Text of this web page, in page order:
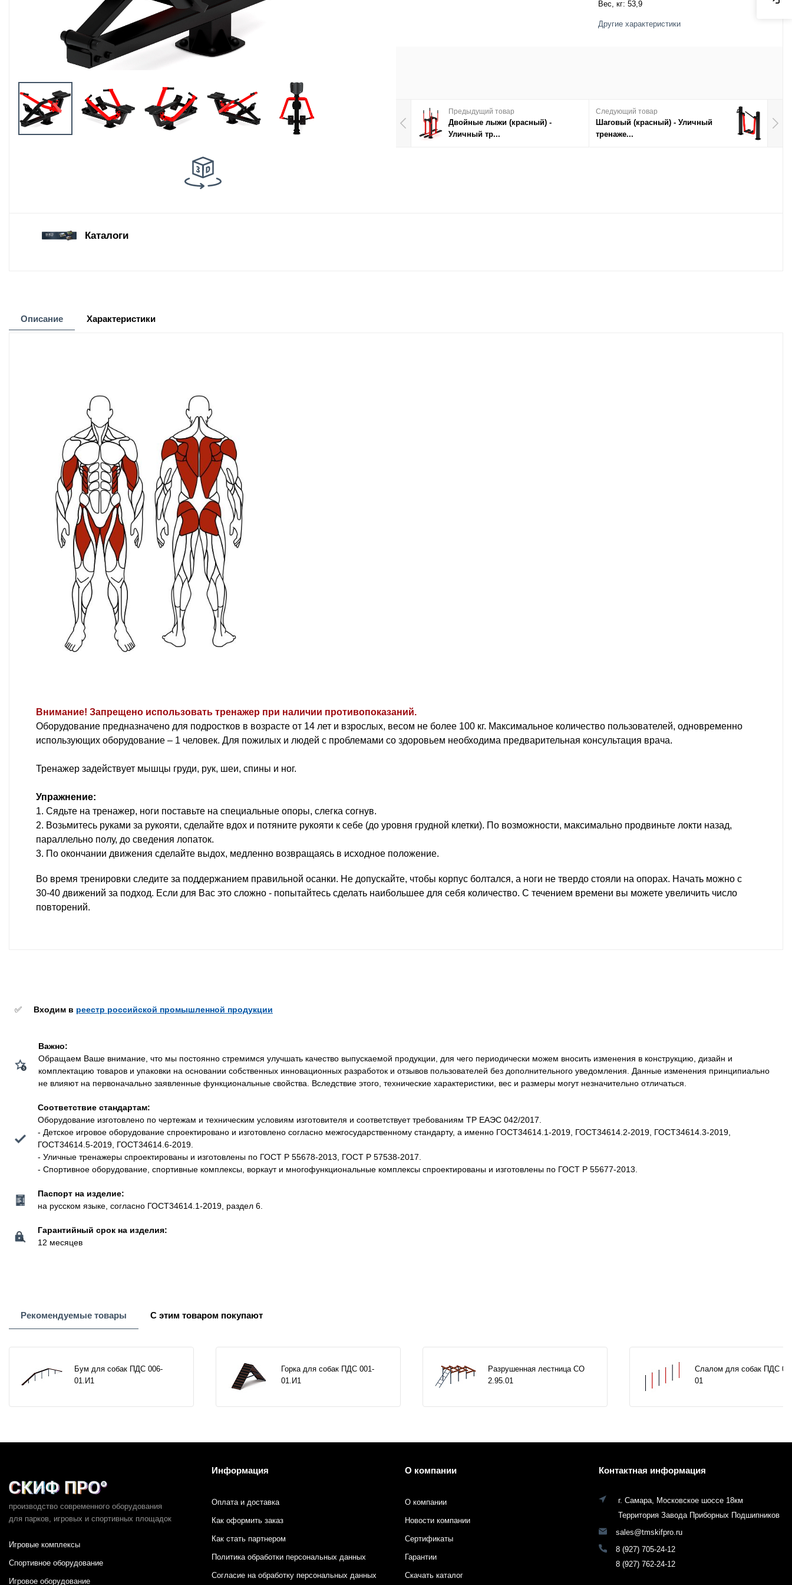
выгула собак
оборудование
Благоустройство
детских площадок
Вес, кг: 53,9
Другие характеристики
Предыдущий товар
Двойные лыжи (красный) -
Уличный тр...
Следующий товар
Шаговый (красный) - Уличный
тренаже...
Каталоги
Описание Характеристики
Внимание! Запрещено использовать тренажер при наличии противопоказаний.
Оборудование предназначено для подростков в возрасте от 14 лет и взрослых, весом не более 100 кг. Максимальное количество пользователей, одновременно
использующих оборудование – 1 человек. Для пожилых и людей с проблемами со здоровьем необходима предварительная консультация врача.
Тренажер задействует мышцы груди, рук, шеи, спины и ног.
Упражнение:
1. Сядьте на тренажер, ноги поставьте на специальные опоры, слегка согнув.
2. Возьмитесь руками за рукояти, сделайте вдох и потяните рукояти к себе (до уровня грудной клетки). По возможности, максимально продвиньте локти назад,
параллельно полу, до сведения лопаток.
3. По окончании движения сделайте выдох, медленно возвращаясь в исходное положение.
Во время тренировки следите за поддержанием правильной осанки. Не допускайте, чтобы корпус болтался, а ноги не твердо стояли на опорах. Начать можно с
30-40 движений за подход. Если для Вас это сложно - попытайтесь сделать наибольшее для себя количество. С течением времени вы можете увеличить число
повторений.
✅ Входим в реестр российской промышленной продукции
Важно:
Обращаем Ваше внимание, что мы постоянно стремимся улучшать качество выпускаемой продукции, для чего периодически можем вносить изменения в конструкцию, дизайн и
комплектацию товаров и упаковки на основании собственных инновационных разработок и отзывов пользователей без дополнительного уведомления. Данные изменения принципиально
не влияют на первоначально заявленные функциональные свойства. Вследствие этого, технические характеристики, вес и размеры могут незначительно отличаться.
Соответствие стандартам:
Оборудование изготовлено по чертежам и техническим условиям изготовителя и соответствует требованиям ТР ЕАЭС 042/2017.
- Детское игровое оборудование спроектировано и изготовлено согласно межгосударственному стандарту, а именно ГОСТ34614.1-2019, ГОСТ34614.2-2019, ГОСТ34614.3-2019,
ГОСТ34614.5-2019, ГОСТ34614.6-2019.
- Уличные тренажеры спроектированы и изготовлены по ГОСТ Р 55678-2013, ГОСТ Р 57538-2017.
- Спортивное оборудование, спортивные комплексы, воркаут и многофункциональные комплексы спроектированы и изготовлены по ГОСТ Р 55677-2013.
Паспорт на изделие:
на русском языке, согласно ГОСТ34614.1-2019, раздел 6.
Гарантийный срок на изделия:
12 месяцев
Рекомендуемые товары С этим товаром покупают
Бум для собак ПДС 006-
01.И1
Горка для собак ПДС 001-
01.И1
Разрушенная лестница СО
2.95.01
Слалом для собак ПДС
01
производство современного оборудования
для парков, игровых и спортивных площадок
Игровые комплексы
Спортивное оборудование
Игровое оборудование
Информация
Оплата и доставка
Как оформить заказ
Как стать партнером
Политика обработки персональных данных
Согласие на обработку персональных данных
О компании
О компании
Новости компании
Сертификаты
Гарантии
Скачать каталог
Контактная информация
г. Самара, Московское шоссе 18км
Территория Завода Приборных Подшипников
sales@tmskifpro.ru
8 (927) 705-24-12
8 (927) 762-24-12